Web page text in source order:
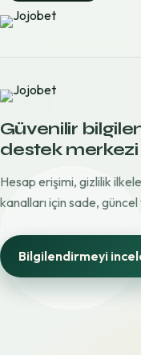
Güvenilir
destek merkezi
Hesap erişimi, gizlilik
kanalları için sade,
Bilgilendirmeyi